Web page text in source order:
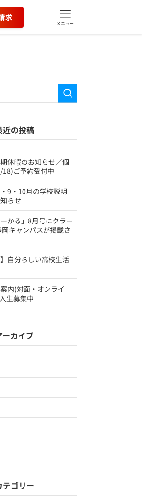
求
メニュー
近の投稿
休暇のお知らせ／個
ご予約受付中
9・10月の学校説明
らせ
かる」8月号にクラー
キャンパスが掲載さ
自分らしい高校生活
内(対面・オンライ
生募集中
カイブ
ゴリー